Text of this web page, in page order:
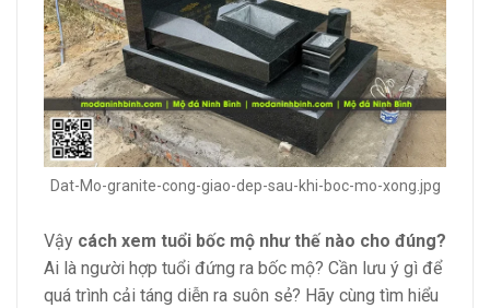
Dat-Mo-granite-cong-giao-dep-sau-khi-boc-mo-xong.jpg
Vậy cách xem tuổi bốc mộ như thế nào cho đúng?
Ai là người hợp tuổi đứng ra bốc mộ? Cần lưu ý gì để
quá trình cải táng diễn ra suôn sẻ? Hãy cùng tìm hiểu